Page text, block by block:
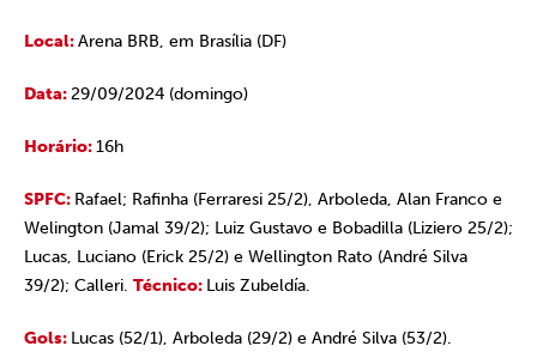
Local:Arena BRB, em Brasília (DF)
Data:29/09/2024 (domingo)
Horário:16h
SPFC: Rafael; Rafinha (Ferraresi 25/2), Arboleda, Alan Franco e
Welington (Jamal 39/2); Luiz Gustavo e Bobadilla (Liziero 25/2);
Lucas, Luciano (Erick 25/2) e Wellington Rato (André Silva
39/2); Calleri. Técnico: Luis Zubeldía.
Gols: Lucas (52/1), Arboleda (29/2) e André Silva (53/2).